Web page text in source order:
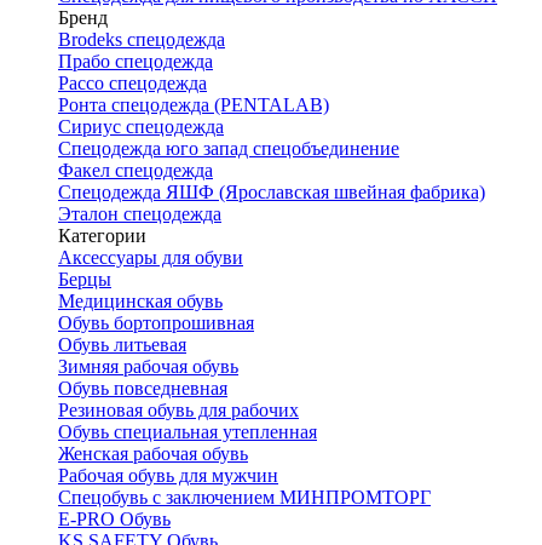
Бренд
Brodeks спецодежда
Прабо спецодежда
Рассо спецодежда
Ронта спецодежда (PENTALAB)
Сириус спецодежда
Спецодежда юго запад спецобъединение
Факел спецодежда
Спецодежда ЯШФ (Ярославская швейная фабрика)
Эталон спецодежда
Категории
Аксессуары для обуви
Берцы
Медицинская обувь
Обувь бортопрошивная
Обувь литьевая
Зимняя рабочая обувь
Обувь повседневная
Резиновая обувь для рабочих
Обувь специальная утепленная
Женская рабочая обувь
Рабочая обувь для мужчин
Спецобувь с заключением МИНПРОМТОРГ
E-PRO Обувь
KS SAFETY Обувь